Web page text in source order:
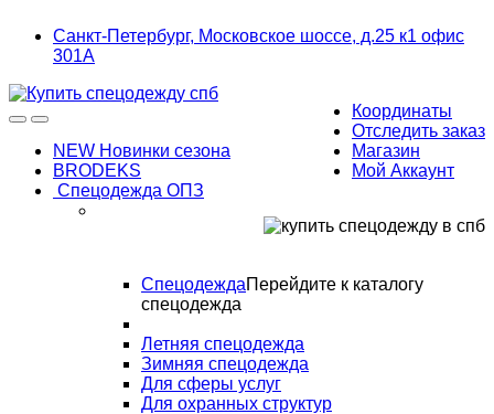
navigation
content
Санкт-Петербург, Московское шоссе, д.25 к1 офис
301А
Координаты
Отследить заказ
Магазин
Мой Аккаунт
NEW Новинки сезона
BRODEKS
Спецодежда ОПЗ
СпецодеждаПерейдите к каталогу
спецодежда
Летняя спецодежда
Зимняя спецодежда
Для сферы услуг
Для охранных структур